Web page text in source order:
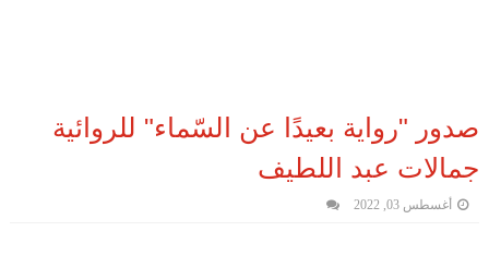
صدور "رواية بعيدًا عن السّماء" للروائية
جمالات عبد اللطيف
أغسطس 03, 2022